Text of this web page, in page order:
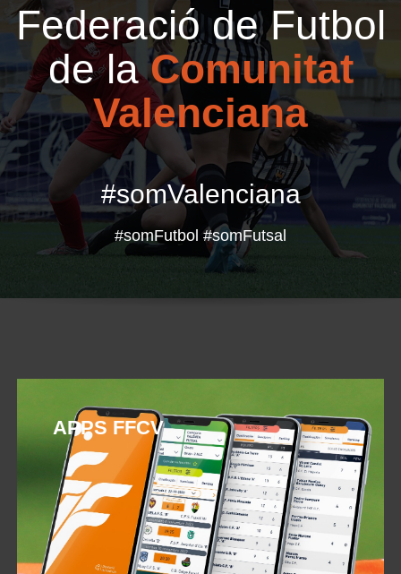
Federació de Futbol
de laComunitat
Valenciana
#somValenciana
#somFutbol #somFutsal
APPS FFCV